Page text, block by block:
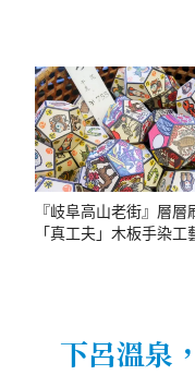
『岐阜高山老街』層層
「真工夫」木板手染工
下呂溫泉